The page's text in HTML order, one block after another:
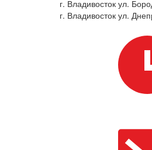
г. Владивосток ул.
г. Владивосток ул.